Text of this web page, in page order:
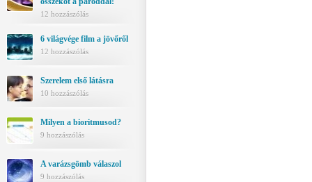
12 hozzászólás
6 világvége film a jövőről
12 hozzászólás
Szerelem első látásra
10 hozzászólás
Milyen a bioritmusod?
9 hozzászólás
A varázsgömb válaszol
9 hozzászólás